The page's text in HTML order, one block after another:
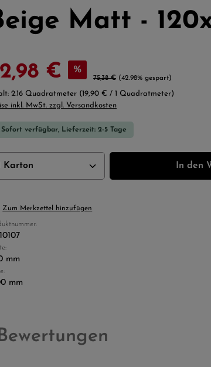
Matt -
€ %
Regulärer Preis:
75,38 € (42.98% gespart)
2.16 Quadratmeter (19,90 € / 1 Quadratmeter)
inkl. MwSt. zzgl. Versandkosten
Sofort verfügbar, Lieferzeit: 2-5 Tage
Anzahl: Gib den In den
Zum Merkzettel hinzufügen
mm
mm